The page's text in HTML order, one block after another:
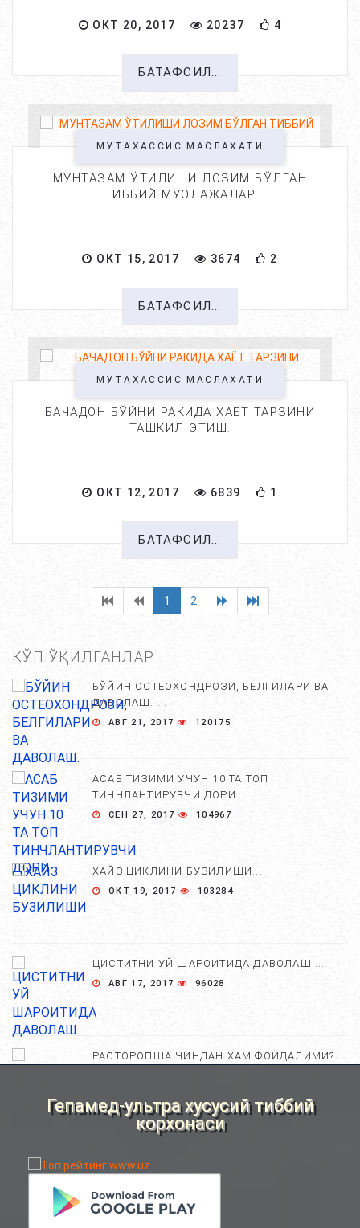
ОКТ 20, 2017 20237 4
БАТАФСИЛ...
МУТАХАССИС МАСЛАХАТИ
МУНТАЗАМ ЎТИЛИШИ ЛОЗИМ БЎЛГАН
ТИББИЙ МУОЛАЖАЛАР
ОКТ 15, 2017 3674 2
БАТАФСИЛ...
МУТАХАССИС МАСЛАХАТИ
БАЧАДОН БЎЙНИ РАКИДА ХАЁТ ТАРЗИНИ
ТАШКИЛ ЭТИШ.
ОКТ 12, 2017 6839 1
БАТАФСИЛ...
1 2
КЎП ЎҚИЛГАНЛАР
БЎЙИН ОСТЕОХОНДРОЗИ, БЕЛГИЛАРИ ВА
ДАВОЛАШ. ...
АВГ 21, 2017 120175
АСАБ ТИЗИМИ УЧУН 10 ТА ТОП
ТИНЧЛАНТИРУВЧИ ДОРИ...
СЕН 27, 2017 104967
ХАЙЗ ЦИКЛИНИ БУЗИЛИШИ...
ОКТ 19, 2017 103284
ЦИСТИТНИ УЙ ШАРОИТИДА ДАВОЛАШ....
АВГ 17, 2017 96028
РАСТОРОПША ЧИНДАН ХАМ ФОЙДАЛИМИ?...
НОСТАНДАРТ УСУЛЛАРИ....
Гепамед-ультра хусусий тиббий
корхонаси